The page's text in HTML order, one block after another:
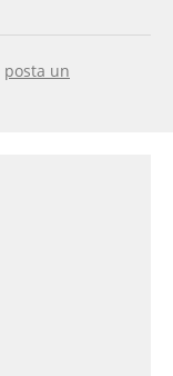
posta un